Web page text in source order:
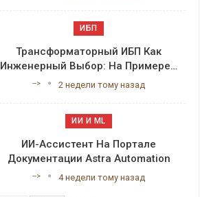
ИБП
Трансформаторный ИБП Как
Инженерный Выбор: На Примере…
--> 2 недели тому назад
ИИ И ML
ИИ-Ассистент На Портале
Документации Astra Automation
--> 4 недели тому назад